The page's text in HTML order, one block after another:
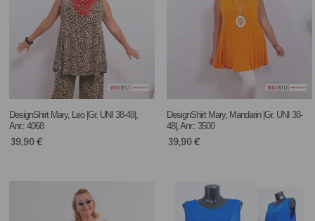
DesignShirt Mary, Leo |Gr. UNI 38-48|,
Anr.: 4068
39,90€
DesignShirt Mary, Mandarin |Gr. UNI 38-
48|, Anr.: 3500
39,90€